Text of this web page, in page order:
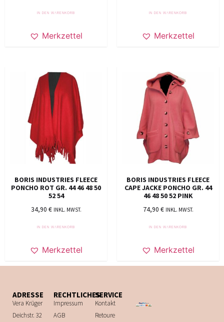
IN DEN WARENKORB
Merkzettel
IN DEN WARENKORB
Merkzettel
BORIS INDUSTRIES FLEECE
PONCHO ROT GR. 44 46 48 50
52 54
34,90 € INKL. MWST.
IN DEN WARENKORB
Merkzettel
BORIS INDUSTRIES FLEECE
CAPE JACKE PONCHO GR. 44
46 48 50 52 PINK
74,90 € INKL. MWST.
IN DEN WARENKORB
Merkzettel
ADRESSE
Vera Krüger
Deichstr. 32
RECHTLICHES
Impressum
AGB
SERVICE
Kontakt
Retoure